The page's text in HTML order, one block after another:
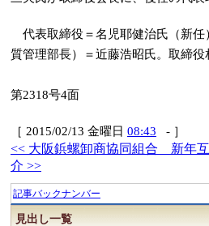
代表取締役＝名児耶健治氏（新任
質管理部長）＝近藤浩昭氏。取締役
第2318号4面
［ 2015/02/13 金曜日 08:43 - ］
<< 大阪鋲螺卸商協同組合 新年
介 >>
記事バックナンバー
見出し一覧